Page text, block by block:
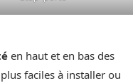
en haut et en bas des
faciles à installer ou